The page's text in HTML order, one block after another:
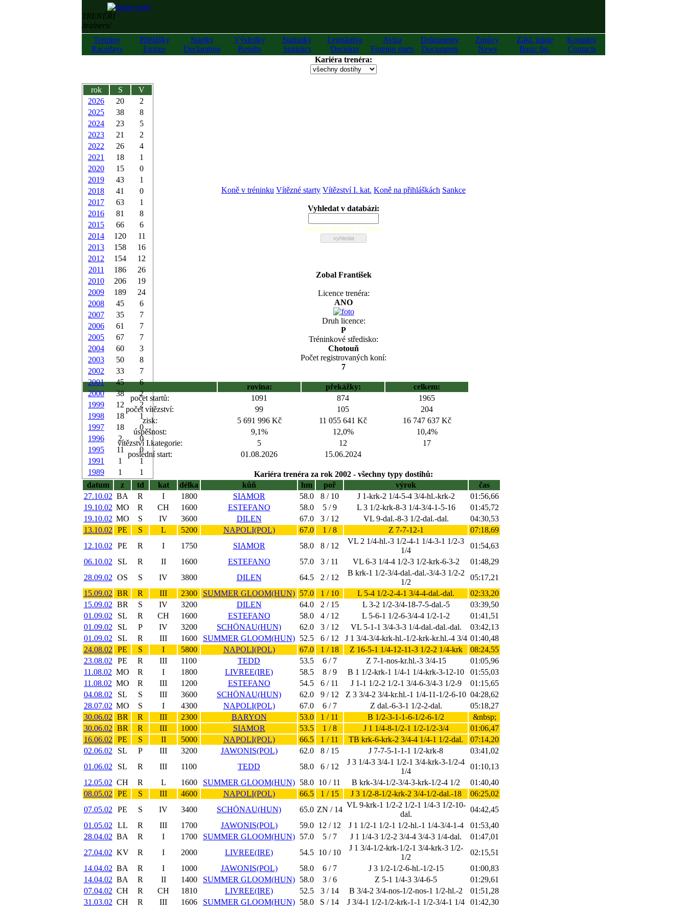
TRENÉŘI
/trainers/
Termíny
Racedays
Přihlášky
Entries
Startky
Declaration
Výsledky
Results
Statistiky
Statistics
Legislativa
Decision
Avíza
Foreign starts
Dokumenty
Documents
Zprávy
News
Zákl. údaje
Basic fig.
Kontakty
Contacts
Kariéra trenéra:
rok S
V
2026
20
2
2025
38
8
2024
23
5
2023
21
2
2022
26
4
2021
18
1
2020
15
0
2019
43
1
2018
41
0
2017
63
1
2016
81
8
2015
66
6
2014
120
11
2013
158
16
2012
154
12
2011
186
26
2010
206
19
2009
189
24
2008
45
6
2007
35
7
2006
61
7
2005
67
7
2004
60
3
2003
50
8
2002
33
7
2001
45
6
2000
38
2
1999
12
2
1998
18
1
1997
18
0
1996
2
0
1995
11
0
1991
1
1
1989
1 1
Koně v tréninku Vítězné starty Vítězství I. kat. Koně na přihláškách Sankce
Vyhledat v databázi:
zadejte alespoň 2 znaky
Zobal František
Licence trenéra:
ANO
Druh licence:
P
Tréninkové středisko:
Chotouň
Počet registrovaných koní:
7
rovina: překážky:
celkem:
počet startů:
1091 874
1965
počet vítězství:
99 105
204
zisk:
5 691 996 Kč 11 055 641 Kč
16 747 637 Kč
úspěšnost:
9,1% 12,0%
10,4%
vítězství I.kategorie:
5 12
17
poslední start:
01.08.2026 15.06.2024
Kariéra trenéra za rok 2002 - všechny typy dostihů:
datum
z td kat délka kůň hm poř výrok
čas
27.10.02 BA R I 1800 SIAMOR 58.0 8 / 10 J 1-krk-2 1/4-5-4 3/4-hl.-krk-2
01:56,66
19.10.02 MO R CH 1600 ESTEFANO 58.0 5 / 9 L 3 1/2-krk-8-3 1/4-3/4-1-5-16
01:45,72
19.10.02 MO S IV 3600 DILEN 67.0 3 / 12 VL 9-dal.-8-3 1/2-dal.-dal.
04:30,53
13.10.02
PE S L 5200 NAPOLI(POL) 67.0 1 / 8 Z 7-7-12-1
07:18,69
12.10.02
PE R I 1750 SIAMOR 58.0 8 / 12
VL 2 1/4-hl.-3 1/2-4-1 1/4-3-1 1/2-3
1/4
01:54,63
06.10.02
SL R II 1600 ESTEFANO 57.0 3 / 11 VL 6-3 1/4-4 1/2-3 1/2-krk-6-3-2
01:48,29
28.09.02 OS S IV 3800 DILEN 64.5 2 / 12
B krk-1 1/2-3/4-dal.-dal.-3/4-3 1/2-2
1/2
05:17,21
15.09.02 BR R III 2300 SUMMER GLOOM(HUN) 57.0 1 / 10 L 5-4 1/2-2-4-1 3/4-4-dal.-dal.
02:33,20
15.09.02 BR S IV 3200 DILEN 64.0 2 / 15 L 3-2 1/2-3/4-18-7-5-dal.-5
03:39,50
01.09.02
SL R CH 1600 ESTEFANO 58.0 4 / 12 L 5-6-1 1/2-6-3/4-4 1/2-1-2
01:41,51
01.09.02
SL P IV 3200 SCHÖNAU(HUN) 62.0 3 / 12 VL 5-1-1 3/4-3-3 1/4-dal.-dal.-dal.
03:42,13
01.09.02
SL R III 1600 SUMMER GLOOM(HUN) 52.5 6 / 12 J 1 3/4-3/4-krk-hl.-1/2-krk-kr.hl.-4 3/4 01:40,48
24.08.02
PE S I 5800 NAPOLI(POL) 67.0 1 / 18 Z 16-5-1 1/4-12-11-3 1/2-2 1/4-krk
08:24,55
23.08.02
PE R III 1100 TEDD 53.5 6 / 7 Z 7-1-nos-kr.hl.-3 3/4-15
01:05,96
11.08.02 MO R I 1800 LIVREE(IRE) 58.5 8 / 9 B 1 1/2-krk-1 1/4-1 1/4-krk-3-12-10
01:55,03
11.08.02 MO R III 1200 ESTEFANO 54.5 6 / 11 J 1-1 1/2-2 1/2-1 3/4-6-3/4-3 1/2-9
01:15,65
04.08.02
SL S III 3600 SCHÖNAU(HUN) 62.0 9 / 12 Z 3 3/4-2 3/4-kr.hl.-1 1/4-11-1/2-6-10 04:28,62
28.07.02 MO S I 4300 NAPOLI(POL) 67.0 6 / 7 Z dal.-6-3-1 1/2-2-dal.
05:18,27
30.06.02 BR R III 2300 BARYON 53.0 1 / 11 B 1/2-3-1-1-6-1/2-6-1/2
&nbsp;
30.06.02 BR R III 1000 SIAMOR 53.5 1 / 8 J 1 1/4-8-1/2-1 1/2-1/2-3/4
01:06,47
16.06.02
PE S II 5000 NAPOLI(POL) 66.5 1 / 11 TB krk-6-krk-2 3/4-4 1/4-1 1/2-dal.
07:14,20
02.06.02
SL P III 3200 JAWONIS(POL) 62.0 8 / 15 J 7-7-5-1-1-1 1/2-krk-8
03:41,02
01.06.02
SL R III 1100 TEDD 58.0 6 / 12
J 3 1/4-3 3/4-1 1/2-1 3/4-krk-3-1/2-4
1/4
01:10,13
12.05.02 CH R L 1600 SUMMER GLOOM(HUN) 58.0 10 / 11 B krk-3/4-1/2-3/4-3-krk-1/2-4 1/2
01:40,40
08.05.02
PE S III 4600 NAPOLI(POL) 66.5 1 / 15 J 3 1/2-8-1/2-krk-2 3/4-1/2-dal.-18
06:25,02
07.05.02
PE S IV 3400 SCHÖNAU(HUN) 65.0 ZN / 14
VL 9-krk-1 1/2-2 1/2-1 1/4-3 1/2-10-
dal.
04:42,45
01.05.02
LL R III 1700 JAWONIS(POL) 59.0 12 / 12 J 1 1/2-1 1/2-1 1/2-hl.-1 1/4-3/4-1-4
01:53,40
28.04.02 BA R I 1700 SUMMER GLOOM(HUN) 57.0 5 / 7 J 1 1/4-3 1/2-2 3/4-4 3/4-3 1/4-dal.
01:47,01
27.04.02 KV R I 2000 LIVREE(IRE) 54.5 10 / 10
J 1 3/4-1/2-krk-1/2-1 3/4-krk-3 1/2-
1/2
02:15,51
14.04.02 BA R I 1000 JAWONIS(POL) 58.0 6 / 7 J 3 1/2-1/2-6-hl.-1/2-15
01:00,83
14.04.02 BA R II 1400 SUMMER GLOOM(HUN) 58.0 3 / 6 Z 5-1 1/4-3 3/4-6-5
01:29,61
07.04.02 CH R CH 1810 LIVREE(IRE) 52.5 3 / 14 B 3/4-2 3/4-nos-1/2-nos-1 1/2-hl.-2
01:51,28
31.03.02 CH R III 1606 SUMMER GLOOM(HUN) 58.0 S / 14 J 3/4-1 1/2-1/2-krk-1-1 1/2-3/4-1 1/4 01:42,30